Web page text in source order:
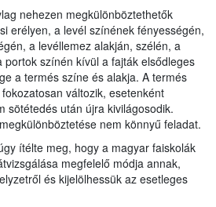
nehezen megkülönböztethetők
erélyen, a levél színének fényességén,
a levéllemez alakján, szélén, a
portok színén kívül a fajták elsődleges
a termés színe és alakja. A termés
változik, esetenként
sötétedés után újra kivilágosodik.
nem könnyű feladat.
ítélte meg, hogy a magyar faiskolák
megfelelő módja annak,
és kijelölhessük az esetleges